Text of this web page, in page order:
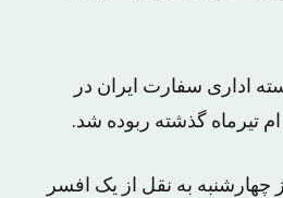
اداری سفارت ایران در
تیرماه گذشته ربوده شد.
چهارشنبه به نقل از یک افسر